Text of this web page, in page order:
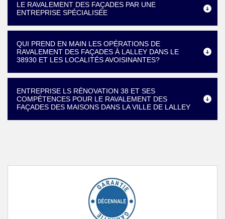
LE RAVALEMENT DES FAÇADES PAR UNE
ENTREPRISE SPÉCIALISÉE
QUI PREND EN MAIN LES OPÉRATIONS DE
RAVALEMENT DES FAÇADES À LALLEY DANS LE
38930 ET LES LOCALITÉS AVOISINANTES?
ENTREPRISE LS RÉNOVATION 38 ET SES
COMPÉTENCES POUR LE RAVALEMENT DES
FAÇADES DES MAISONS DANS LA VILLE DE LALLEY